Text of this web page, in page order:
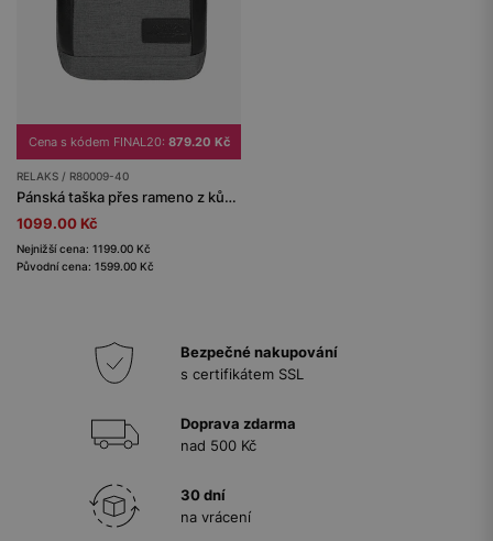
Cena s kódem FINAL20: 879.20 Kč
RELAKS / R80009-40
Pánská taška přes rameno z kůže a textilu RELAKS
1099.00 Kč
Nejnižší cena: 1199.00 Kč
Původní cena: 1599.00 Kč
Bezpečné nakupování
s certifikátem SSL
Doprava zdarma
nad 500 Kč
30 dní
na vrácení